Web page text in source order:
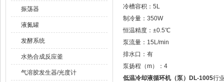
振荡器
液氮罐
发酵系统
水热合成反应釜
气溶胶发生器/光度计
冷槽容积：5L
制冷量：350W
恒温精度：±0.5℃
泵流量：15L/min
排水口：有
泵扬程（m）：4
低温冷却液循环机（泵）DL-1005行